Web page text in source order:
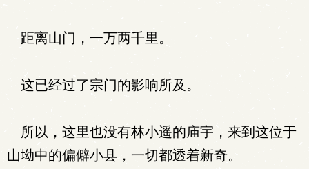
距离山门，一万两千里。
这已经过了宗门的影响所及。
所以，这里也没有林小遥的庙宇，来到这位于
山坳中的偏僻小县，一切都透着新奇。